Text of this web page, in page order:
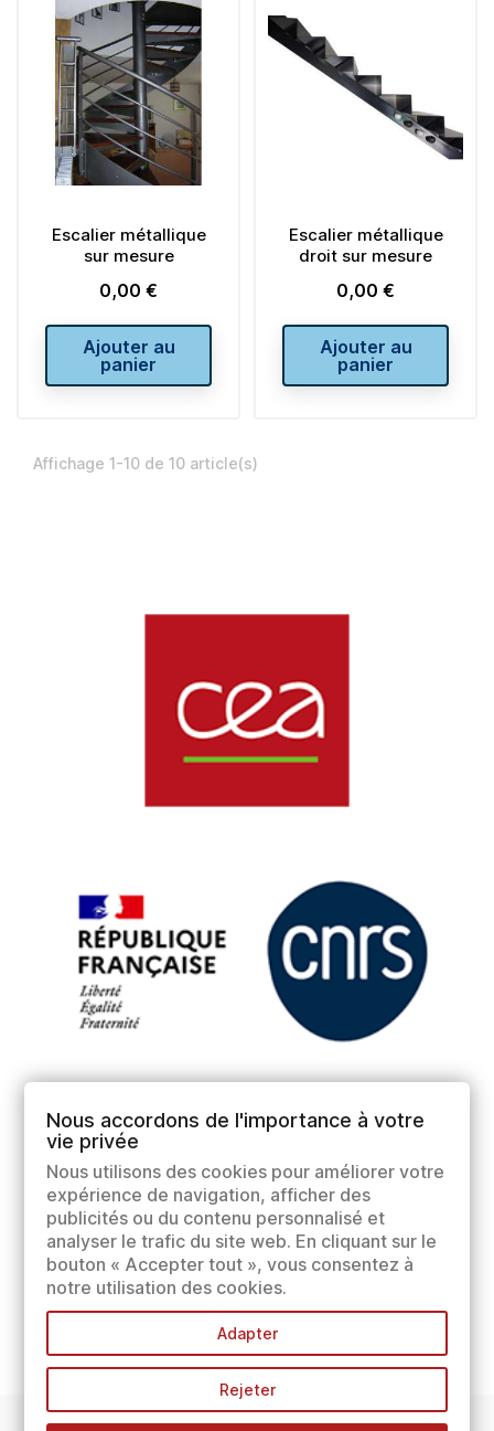
Escalier métallique
sur mesure
Prix
0,00 €
Ajouter au
panier
Escalier métallique
droit sur mesure
Prix
0,00 €
Ajouter au
panier
Affichage 1-10 de 10 article(s)
Nous accordons de l'importance à votre
vie privée
Nous utilisons des cookies pour améliorer votre
expérience de navigation, afficher des
publicités ou du contenu personnalisé et
analyser le trafic du site web. En cliquant sur le
bouton « Accepter tout », vous consentez à
notre utilisation des cookies.
Adapter
Rejeter